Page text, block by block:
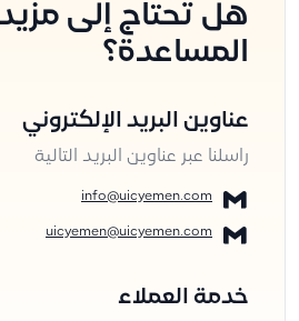
هل تحتاج إلى
المساعدة؟
عناوين البريد الإلكتروني
راسلنا عبر عناوين البريد التالية
info@uicyemen.com
uicyemen@uicyemen.com
خدمة العملاء